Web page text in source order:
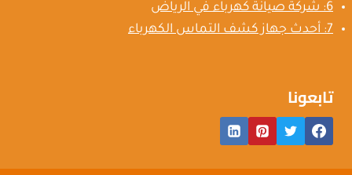
6: شركة صيانة كهرباء في الرياض
7: أحدث جهاز كشف التماس الكهرباء
تابعونا